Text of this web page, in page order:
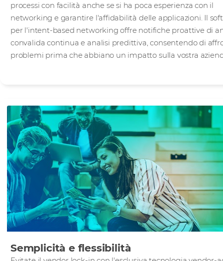
processi con facilità anche se si ha poca esperienza con il
networking e garantire l'affidabilità delle applicazioni. Il
per l'intent-based networking offre notifiche proattive di
convalida continua e analisi predittiva, consentendo di
problemi prima che abbiano un impatto sulla vostra
Semplicità e flessibilità